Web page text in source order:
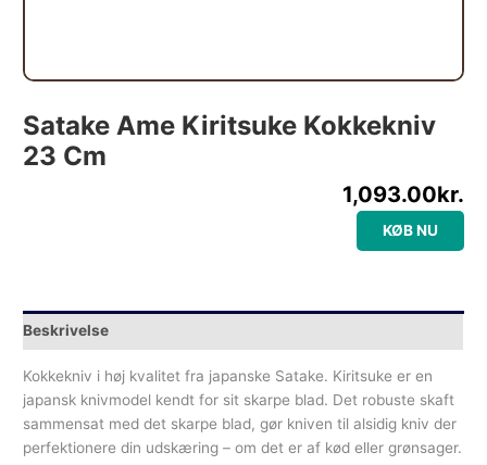
Satake Ame Kiritsuke Kokkekniv
23 Cm
1,093.00kr.
KØB NU
Beskrivelse
Kokkekniv i høj kvalitet fra japanske Satake. Kiritsuke er en
japansk knivmodel kendt for sit skarpe blad. Det robuste skaft
sammensat med det skarpe blad, gør kniven til alsidig kniv der
perfektionere din udskæring – om det er af kød eller grønsager.